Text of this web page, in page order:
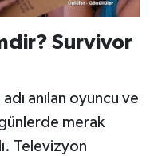
Survivor
anılan oyuncu ve
merak
Televizyon